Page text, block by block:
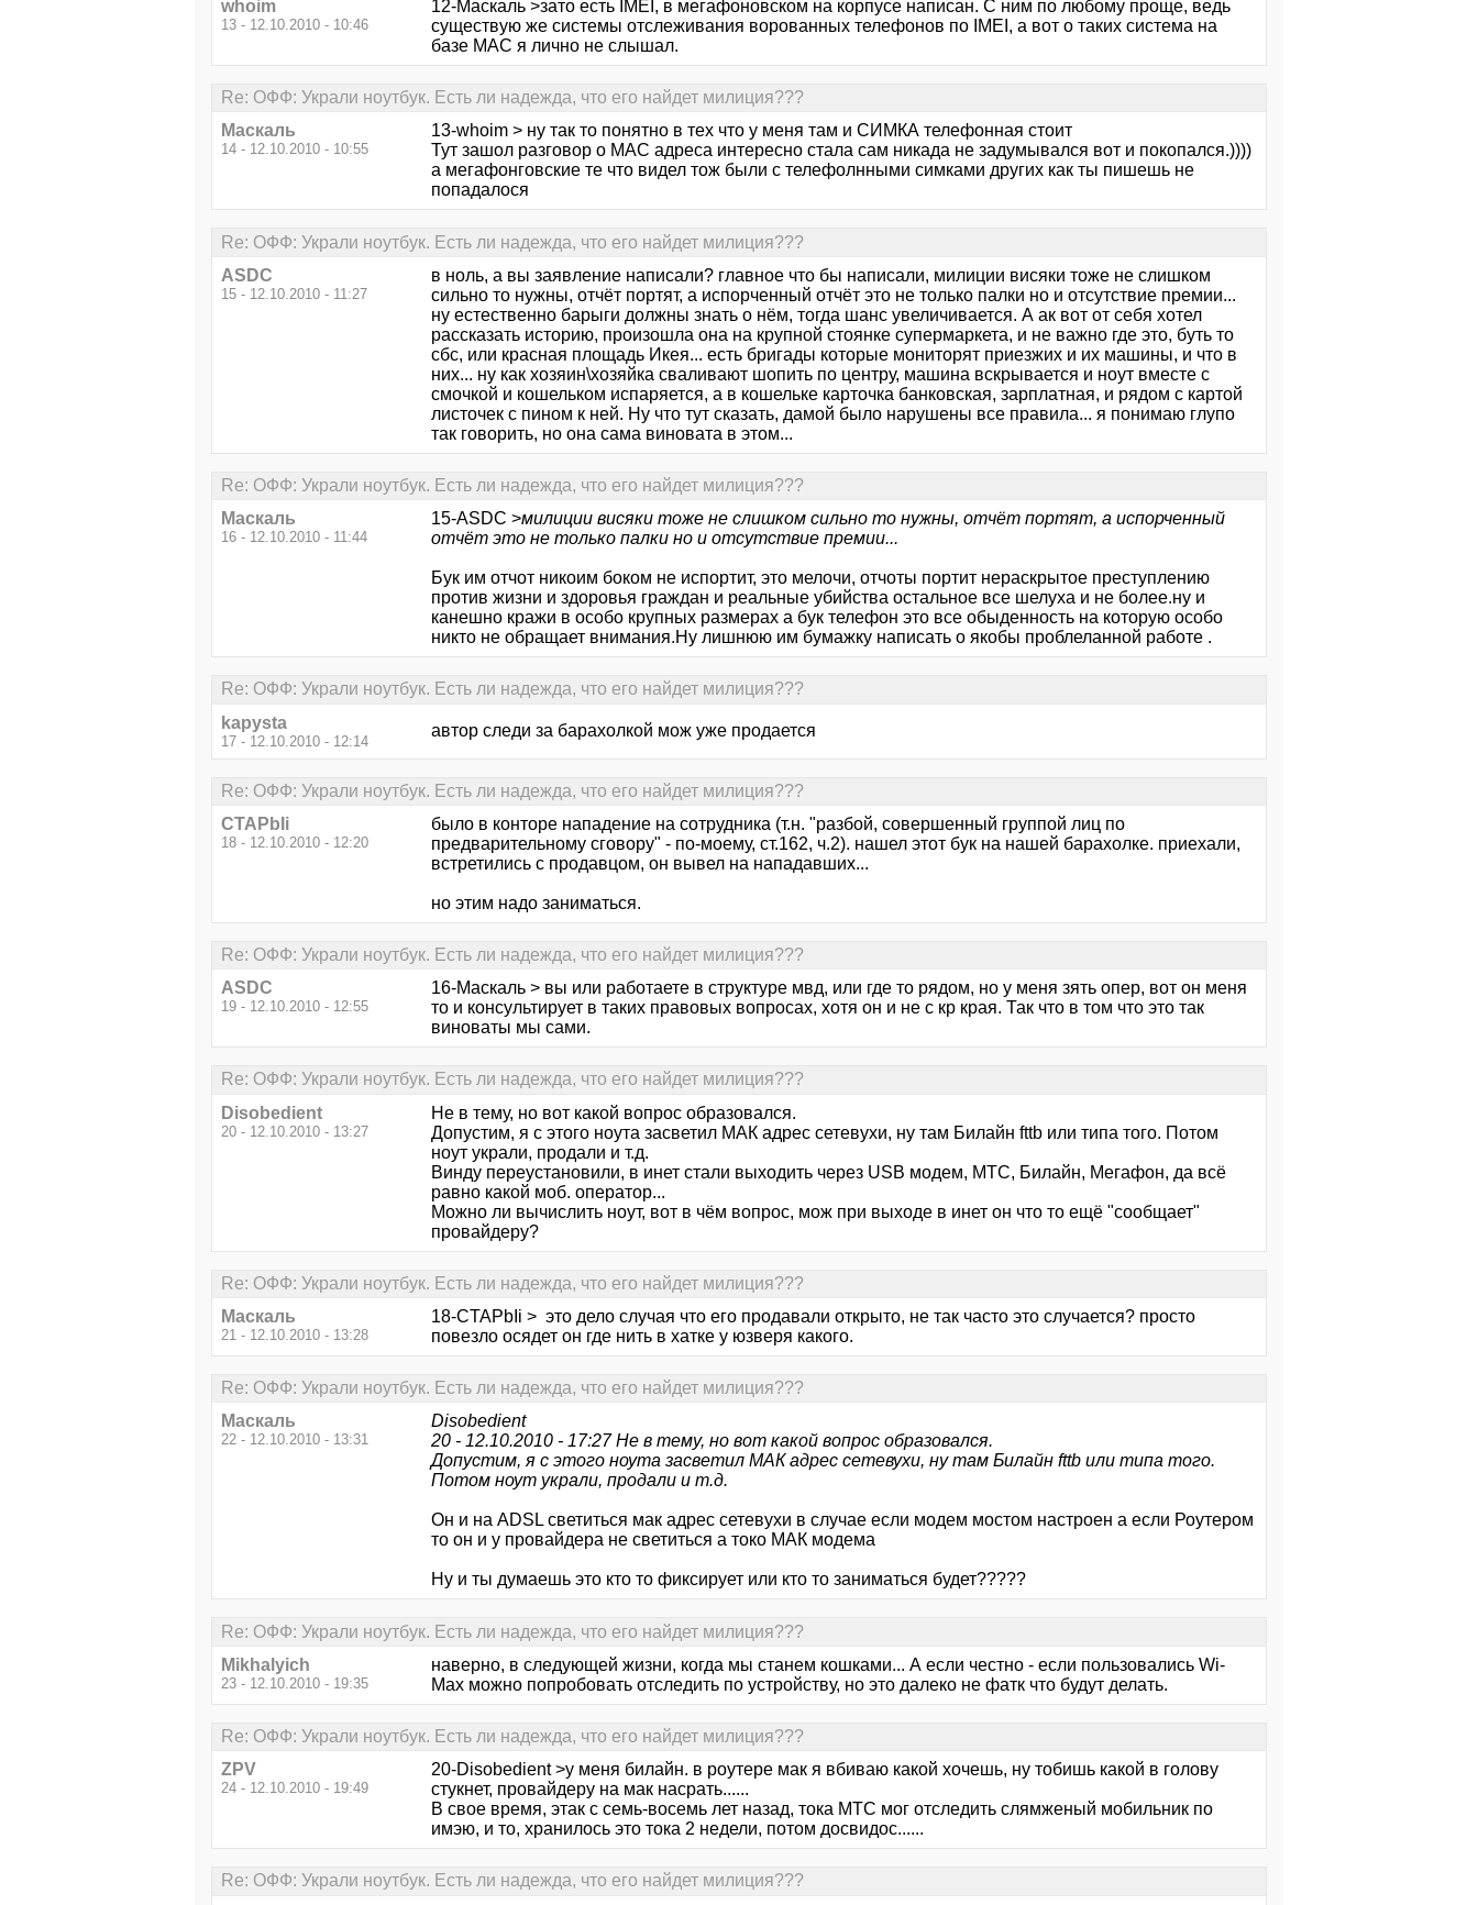
whoim
13 - 12.10.2010 - 10:46
12-Маскаль >зато есть IMEI, в мегафоновском на корпусе написан. С ним по любому проще, ведь
существую же системы отслеживания ворованных телефонов по IMEI, а вот о таких система на
базе MAC я лично не слышал.
Re: ОФФ: Украли ноутбук. Есть ли надежда, что его найдет милиция???
Маскаль
14 - 12.10.2010 - 10:55
13-whoim > ну так то понятно в тех что у меня там и СИМКА телефонная стоит
Тут зашол разговор о МАС адреса интересно стала сам никада не задумывался вот и покопался.))))
а мегафонговские те что видел тож были с телефолнными симками других как ты пишешь не
попадалося
Re: ОФФ: Украли ноутбук. Есть ли надежда, что его найдет милиция???
ASDC
15 - 12.10.2010 - 11:27
в ноль, а вы заявление написали? главное что бы написали, милиции висяки тоже не слишком
сильно то нужны, отчёт портят, а испорченный отчёт это не только палки но и отсутствие премии...
ну естественно барыги должны знать о нём, тогда шанс увеличивается. А ак вот от себя хотел
рассказать историю, произошла она на крупной стоянке супермаркета, и не важно где это, буть то
сбс, или красная площадь Икея... есть бригады которые мониторят приезжих и их машины, и что в
них... ну как хозяин\хозяйка сваливают шопить по центру, машина вскрывается и ноут вместе с
смочкой и кошельком испаряется, а в кошельке карточка банковская, зарплатная, и рядом с картой
листочек с пином к ней. Ну что тут сказать, дамой было нарушены все правила... я понимаю глупо
так говорить, но она сама виновата в этом...
Re: ОФФ: Украли ноутбук. Есть ли надежда, что его найдет милиция???
Маскаль
16 - 12.10.2010 - 11:44
15-ASDC >милиции висяки тоже не слишком сильно то нужны, отчёт портят, а испорченный
отчёт это не только палки но и отсутствие премии...
Бук им отчот никоим боком не испортит, это мелочи, отчоты портит нераскрытое преступлению
против жизни и здоровья граждан и реальные убийства остальное все шелуха и не более.ну и
канешно кражи в особо крупных размерах а бук телефон это все обыденность на которую особо
никто не обращает внимания.Ну лишнюю им бумажку написать о якобы проблеланной работе .
Re: ОФФ: Украли ноутбук. Есть ли надежда, что его найдет милиция???
kapysta
17 - 12.10.2010 - 12:14
автор следи за барахолкой мож уже продается
Re: ОФФ: Украли ноутбук. Есть ли надежда, что его найдет милиция???
CTAPbIi
18 - 12.10.2010 - 12:20
было в конторе нападение на сотрудника (т.н. "разбой, совершенный группой лиц по
предварительному сговору" - по-моему, ст.162, ч.2). нашел этот бук на нашей барахолке. приехали,
встретились с продавцом, он вывел на нападавших...
но этим надо заниматься.
Re: ОФФ: Украли ноутбук. Есть ли надежда, что его найдет милиция???
ASDC
19 - 12.10.2010 - 12:55
16-Маскаль > вы или работаете в структуре мвд, или где то рядом, но у меня зять опер, вот он меня
то и консультирует в таких правовых вопросах, хотя он и не с кр края. Так что в том что это так
виноваты мы сами.
Re: ОФФ: Украли ноутбук. Есть ли надежда, что его найдет милиция???
Disobedient
20 - 12.10.2010 - 13:27
Не в тему, но вот какой вопрос образовался.
Допустим, я с этого ноута засветил МАК адрес сетевухи, ну там Билайн fttb или типа того. Потом
ноут украли, продали и т.д.
Винду переустановили, в инет стали выходить через USB модем, МТС, Билайн, Мегафон, да всё
равно какой моб. оператор...
Можно ли вычислить ноут, вот в чём вопрос, мож при выходе в инет он что то ещё "сообщает"
провайдеру?
Re: ОФФ: Украли ноутбук. Есть ли надежда, что его найдет милиция???
Маскаль
21 - 12.10.2010 - 13:28
18-CTAPbIi > это дело случая что его продавали открыто, не так часто это случается? просто
повезло осядет он где нить в хатке у юзверя какого.
Re: ОФФ: Украли ноутбук. Есть ли надежда, что его найдет милиция???
Маскаль
22 - 12.10.2010 - 13:31
Disobedient
20 - 12.10.2010 - 17:27 Не в тему, но вот какой вопрос образовался.
Допустим, я с этого ноута засветил МАК адрес сетевухи, ну там Билайн fttb или типа того.
Потом ноут украли, продали и т.д.
Он и на ADSL светиться мак адрес сетевухи в случае если модем мостом настроен а если Роутером
то он и у провайдера не светиться а токо МАК модема
Ну и ты думаешь это кто то фиксирует или кто то заниматься будет?????
Re: ОФФ: Украли ноутбук. Есть ли надежда, что его найдет милиция???
Mikhalyich
23 - 12.10.2010 - 19:35
наверно, в следующей жизни, когда мы станем кошками... А если честно - если пользовались Wi-
Max можно попробовать отследить по устройству, но это далеко не фатк что будут делать.
Re: ОФФ: Украли ноутбук. Есть ли надежда, что его найдет милиция???
ZPV
24 - 12.10.2010 - 19:49
20-Disobedient >у меня билайн. в роутере мак я вбиваю какой хочешь, ну тобишь какой в голову
стукнет, провайдеру на мак насрать......
В свое время, этак с семь-восемь лет назад, тока МТС мог отследить слямженый мобильник по
имэю, и то, хранилось это тока 2 недели, потом досвидос......
Re: ОФФ: Украли ноутбук. Есть ли надежда, что его найдет милиция???